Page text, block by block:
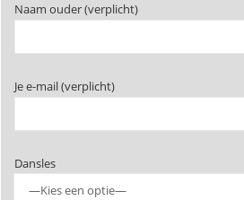
Naam ouder (verplicht)
Je e-mail (verplicht)
Dansles